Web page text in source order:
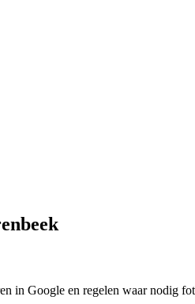
in Google en regelen waar nodig